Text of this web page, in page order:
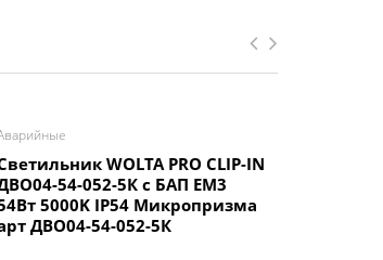
WOLTA PRO CLIP-IN
54-052-5К с БАП EM3
5000K IP54 Микропризма
ДВО04-54-052-5К